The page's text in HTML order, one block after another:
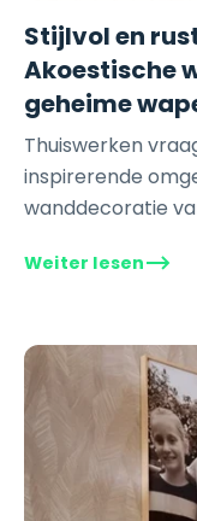
Stijlvol en
Akoestische
geheime
Thuiswerken
inspirerende
wanddecoratie
werkkamer. Met
Weiter lesen